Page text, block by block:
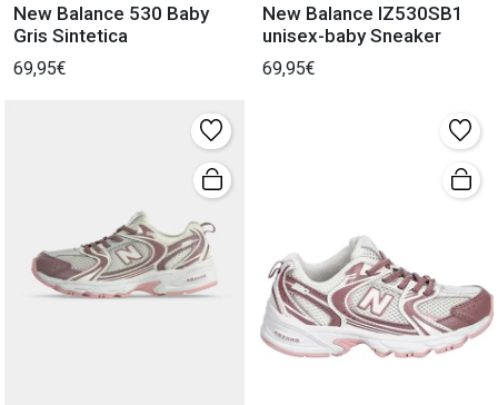
New Balance 530 Baby
Gris Sintetica
69,95€
New Balance IZ530SB1
unisex-baby Sneaker
69,95€